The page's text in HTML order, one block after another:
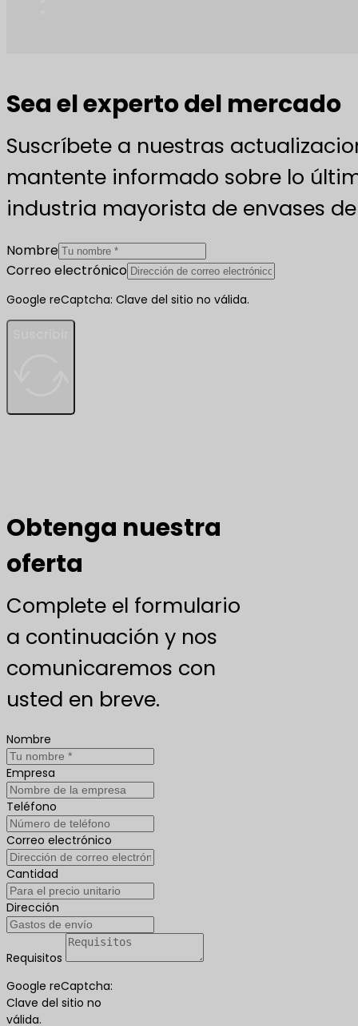
Sea el experto del mercado
Suscríbete a nuestras
mantente informado sobre lo
industria mayorista de envases
Nombre
Correo electrónico
Google reCaptcha: Clave del sitio no válida.
Obtenga nuestra
oferta
Complete el formulario
a continuación y nos
comunicaremos con
usted en breve.
Nombre
Empresa
Teléfono
Correo electrónico
Cantidad
Dirección
Requisitos
Google reCaptcha:
Clave del sitio no
válida.